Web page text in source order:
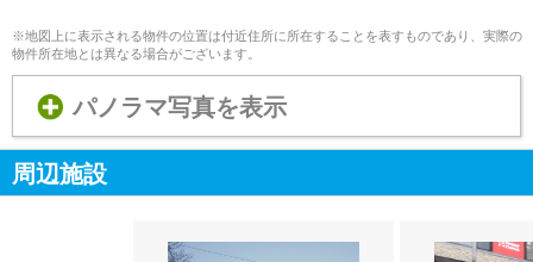
※地図上に表示される物件の位置は付近住所に所在することを表すものであり、実際の
物件所在地とは異なる場合がございます。
パノラマ写真を表示
周辺施設